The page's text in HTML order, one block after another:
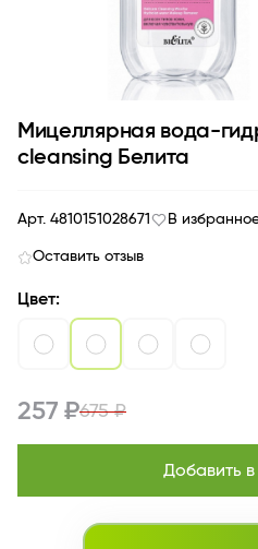
Мицеллярная вода-
cleansing Белита
Арт. 4810151028671 В
Оставить отзыв
Цвет:
257 ₽675 ₽
Добавить в